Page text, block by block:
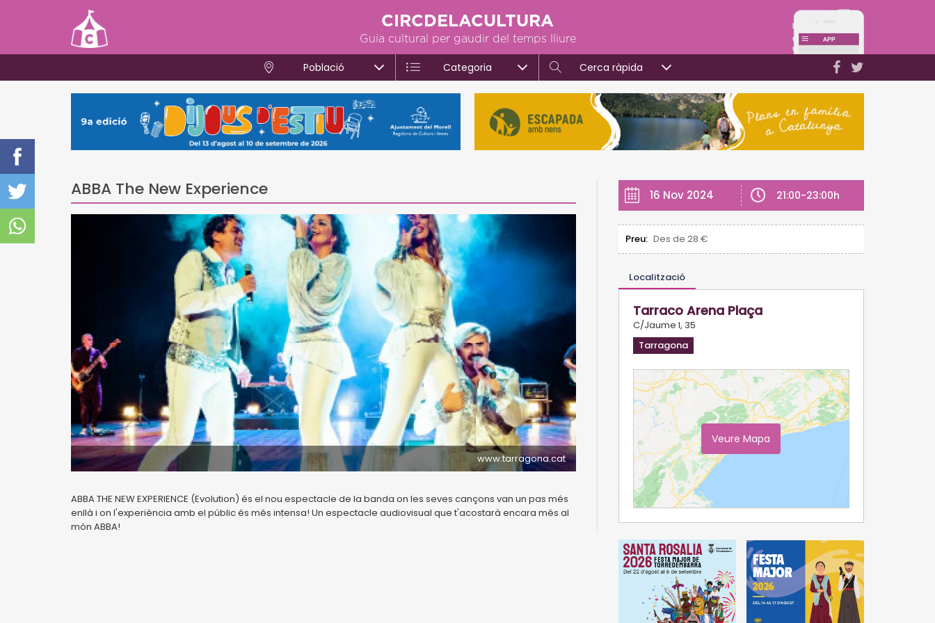
CIRCDELACULTURA
Guia cultural per gaudir del temps lliure
Població Categoria Cerca ràpida
ABBA The New Experience
www.tarragona.cat
ABBA THE NEW EXPERIENCE (Evolution) és el nou espectacle de la banda on les seves cançons van un pas més
enllà i on l'experiència amb el públic és més intensa! Un espectacle audiovisual que t'acostarà encara més al
món ABBA!
16 Nov 2024 21:00-23:00h
Preu: Des de 28 €
Localització
Tarraco Arena Plaça
C/Jaume I, 35
Tarragona
Veure Mapa